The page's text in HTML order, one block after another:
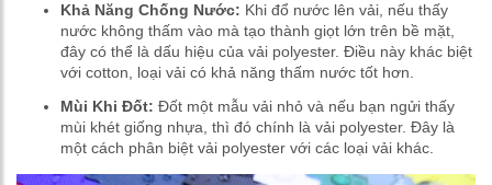
Khả Năng Chống Nước: Khi đổ nước lên vải, nếu thấy
nước không thấm vào mà tạo thành giọt lớn trên bề mặt,
đây có thể là dấu hiệu của vải polyester. Điều này khác biệt
với cotton, loại vải có khả năng thấm nước tốt hơn.
Mùi Khi Đốt: Đốt một mẫu vải nhỏ và nếu bạn ngửi thấy
mùi khét giống nhựa, thì đó chính là vải polyester. Đây là
một cách phân biệt vải polyester với các loại vải khác.